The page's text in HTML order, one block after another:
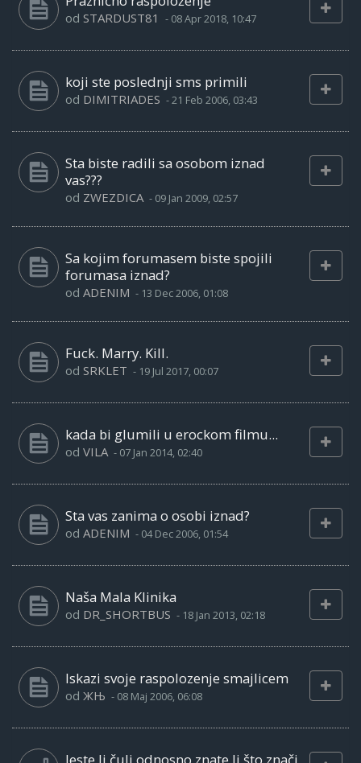
od STARDUST81 - 08 Apr 2018, 10:47
koji ste poslednji sms primili
od DIMITRIADES -21 Feb 2006, 03:43
Sta biste radili sa osobom iznad
vas???
od ZWEZDICA - 09 Jan 2009, 02:57
Sa kojim forumasem biste spojili
forumasa iznad?
od ADENIM - 13 Dec 2006, 01:08
Fuck. Marry. Kill.
od SRKLET - 19 Jul 2017, 00:07
kada bi glumili u erockom filmu...
od VILA - 07 Jan 2014, 02:40
Sta vas zanima o osobi iznad?
od ADENIM - 04 Dec 2006, 01:54
Naša Mala Klinika
od DR_SHORTBUS - 18 Jan 2013, 02:18
Iskazi svoje raspolozenje smajlicem
od ЖЊ - 08 Maj 2006, 06:08